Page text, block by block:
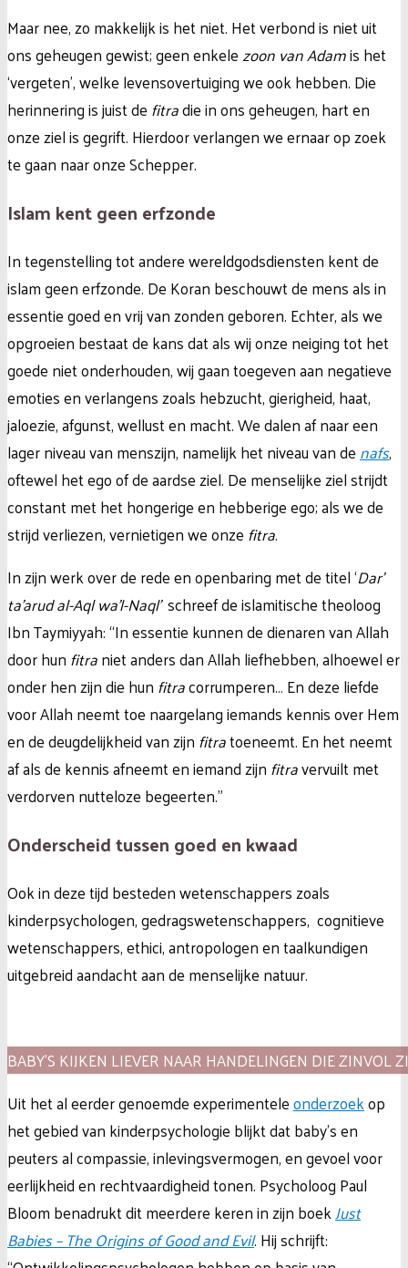
Maar nee, zo makkelijk is het niet. Het verbond is niet uit
ons geheugen gewist; geen enkelezoon van Adamis het
‘vergeten’, welke levensovertuiging we ook hebben. Die
herinnering is juist defitradie in ons geheugen, hart en
onze ziel is gegrift. Hierdoor verlangen we ernaar op zoek
te gaan naar onze Schepper.
Islam kent geen erfzonde
In tegenstelling tot andere wereldgodsdiensten kent de
islam geen erfzonde. De Koran beschouwt de mens als in
essentie goed en vrij van zonden geboren. Echter, als we
opgroeien bestaat de kans dat als wij onze neiging tot het
goede niet onderhouden, wij gaan toegeven aan negatieve
emoties en verlangens zoals hebzucht, gierigheid, haat,
jaloezie, afgunst, wellust en macht. We dalen af naar een
lager niveau van menszijn, namelijk het niveau van denafs,
oftewel het ego of de aardse ziel. De menselijke ziel strijdt
constant met het hongerige en hebberige ego; als we de
strijd verliezen, vernietigen we onzefitra.
In zijn werk over de rede en openbaring met de titel ‘Dar’
ta’arud al-Aql wa’l-Naql’schreef de islamitische theoloog
Ibn Taymiyyah: “In essentie kunnen de dienaren van Allah
door hun fitraniet anders dan Allah liefhebben, alhoewel er
onder hen zijn die hun fitracorrumperen… En deze liefde
voor Allah neemt toe naargelang iemands kennis over Hem
en de deugdelijkheid van zijn fitratoeneemt. En het neemt
af als de kennis afneemt en iemand zijn fitravervuilt met
verdorven nutteloze begeerten.”
Onderscheid tussen goed en kwaad
Ook in deze tijd besteden wetenschappers zoals
kinderpsychologen, gedragswetenschappers, cognitieve
wetenschappers, ethici, antropologen en taalkundigen
uitgebreid aandacht aan de menselijke natuur.
BABY’S KIJKEN LIEVER NAAR HANDELINGEN DIE ZINVOL
Uit het al eerder genoemde experimenteleonderzoekop
het gebied van kinderpsychologie blijkt dat baby’s en
peuters al compassie, inlevingsvermogen, en gevoel voor
eerlijkheid en rechtvaardigheid tonen. Psycholoog Paul
Bloom benadrukt dit meerdere keren in zijn boekJust
Babies – The Origins of Good and Evil. Hij schrijft: